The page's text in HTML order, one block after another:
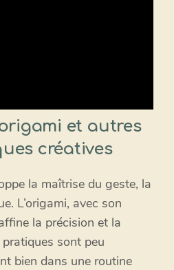
et autres
créatives
la maîtrise du geste, la
L’origami, avec son
la précision et la
sont peu
bien dans une routine